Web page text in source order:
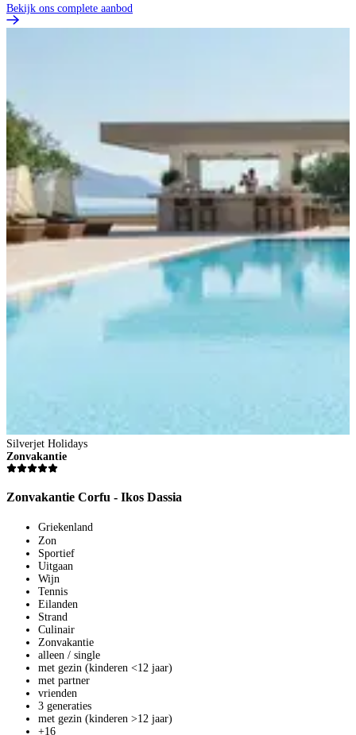
Bekijk ons complete aanbod
Silverjet Holidays
Zonvakantie
Zonvakantie Corfu - Ikos Dassia
Griekenland
Zon
Sportief
Uitgaan
Wijn
Tennis
Eilanden
Strand
Culinair
Zonvakantie
alleen / single
met gezin (kinderen <12 jaar)
met partner
vrienden
3 generaties
met gezin (kinderen >12 jaar)
+16